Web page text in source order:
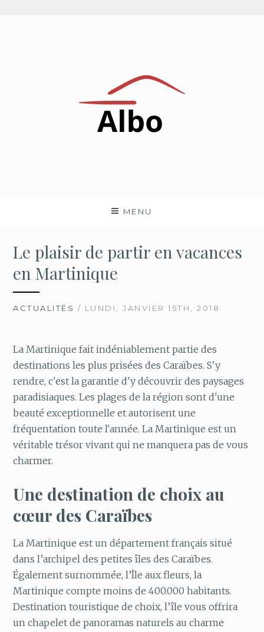
MENU
Le plaisir de partir en vacances
en Martinique
ACTUALITÉS / LUNDI, JANVIER 15TH, 2018
La Martinique fait indéniablement partie des
destinations les plus prisées des Caraïbes. S'y
rendre, c'est la garantie d'y découvrir des paysages
paradisiaques. Les plages de la région sont d'une
beauté exceptionnelle et autorisent une
fréquentation toute l'année. La Martinique est un
véritable trésor vivant qui ne manquera pas de vous
charmer.
Une destination de choix au
cœur des Caraïbes
La Martinique est un département français situé
dans l’archipel des petites îles des Caraïbes.
Également surnommée, l’Île aux fleurs, la
Martinique compte moins de 400.000 habitants.
Destination touristique de choix, l’île vous offrira
un chapelet de panoramas naturels au charme